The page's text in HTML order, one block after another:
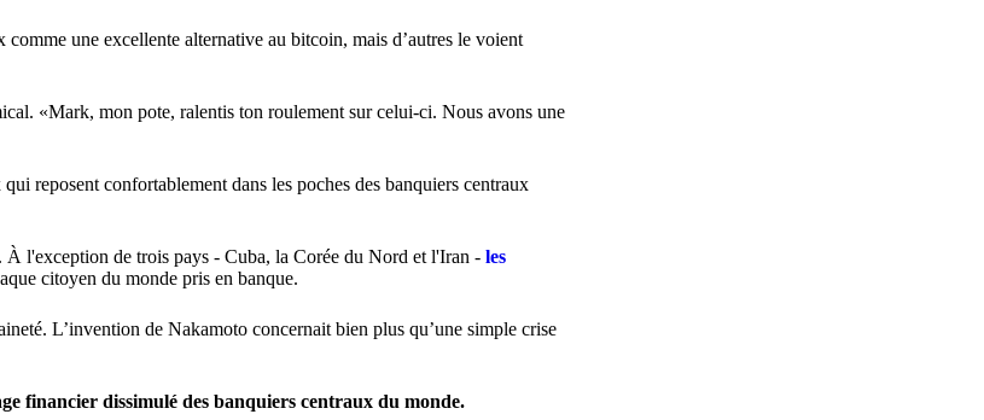
une excellente alternative au bitcoin, mais d’autres le voient
«Mark, mon pote, ralentis ton roulement sur celui-ci. Nous avons une
reposent confortablement dans les poches des banquiers centraux
l'exception de trois pays - Cuba, la Corée du Nord et l'Iran - les
citoyen du monde pris en banque.
L’invention de Nakamoto concernait bien plus qu’une simple crise
financier dissimulé des banquiers centraux du monde.